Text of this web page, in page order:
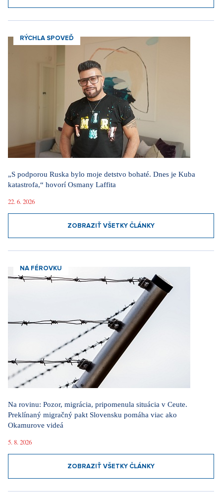
RÝCHLA SPOVEĎ
„S podporou Ruska bylo moje detstvo bohaté. Dnes je Kuba
katastrofa,“ hovorí Osmany Laffita
22. 6. 2026
ZOBRAZIŤ VŠETKY ČLÁNKY
NA FÉROVKU
Na rovinu: Pozor, migrácia, pripomenula situácia v Ceute.
Preklínaný migračný pakt Slovensku pomáha viac ako
Okamurove videá
5. 8. 2026
ZOBRAZIŤ VŠETKY ČLÁNKY